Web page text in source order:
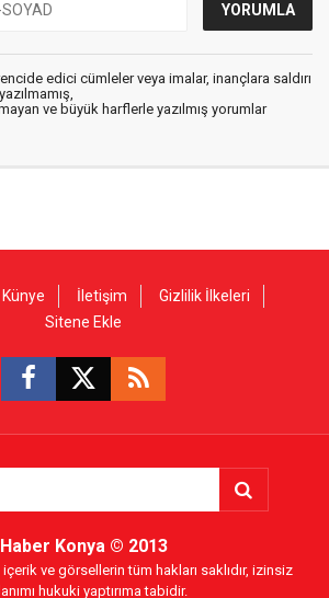
edici cümleler veya imalar, inançlara saldırı
ve büyük harflerle yazılmış yorumlar
Künye İletişim
Gizlilik İlkeleri
Sitene Ekle
Haber Konya© 2013
ve görsellerin tüm hakları saklıdır, izinsiz
hukuki yaptırıma tabidir.